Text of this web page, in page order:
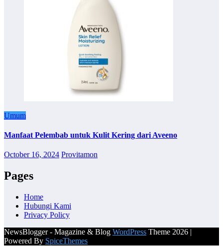
Umum
Manfaat Pelembab untuk Kulit Kering dari Aveeno
October 16, 2024 Provitamon
Pages
Home
Hubungi Kami
Privacy Policy
NewsBlogger - Magazine & Blog WordPress Theme 2026 |
Powered By SpiceThemes